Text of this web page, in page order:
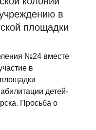
в
площадки
№24 вместе
в
площадки
детей-
Просьба о